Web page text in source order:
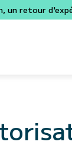
un retour